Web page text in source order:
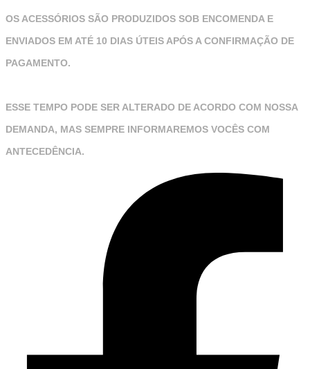
OS ACESSÓRIOS SÃO PRODUZIDOS SOB ENCOMENDA E
ENVIADOS EM ATÉ 10 DIAS ÚTEIS APÓS A CONFIRMAÇÃO DE
PAGAMENTO.
ESSE TEMPO PODE SER ALTERADO DE ACORDO COM NOSSA
DEMANDA, MAS SEMPRE INFORMAREMOS VOCÊS COM
ANTECEDÊNCIA.